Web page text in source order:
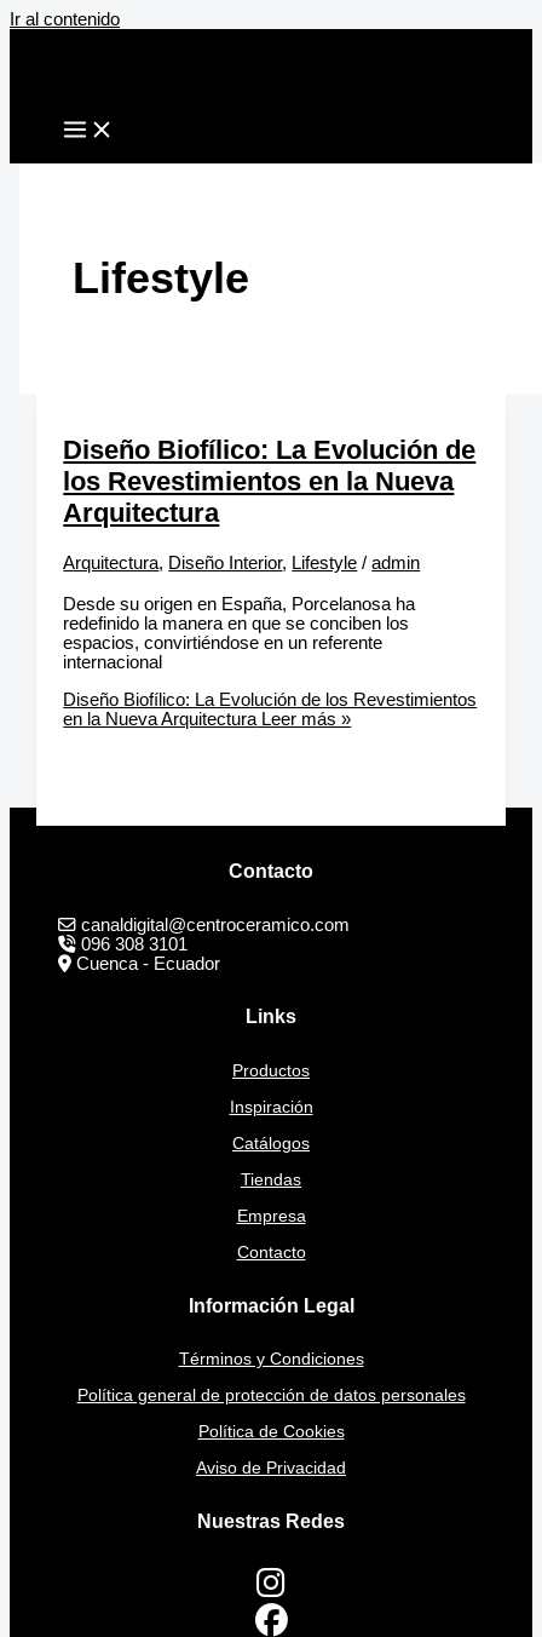
Ir al contenido
Lifestyle
Diseño Biofílico: La Evolución de
los Revestimientos en la Nueva
Arquitectura
Arquitectura, Diseño Interior, Lifestyle /admin
Desde su origen en España, Porcelanosa ha
redefinido la manera en que se conciben los
espacios, convirtiéndose en un referente
internacional
Diseño Biofílico: La Evolución de los Revestimientos
en la Nueva Arquitectura Leer más »
Contacto
canaldigital@centroceramico.com
096 308 3101
Cuenca - Ecuador
Links
Productos
Inspiración
Catálogos
Tiendas
Empresa
Contacto
Información Legal
Términos y Condiciones
Política general de protección de datos personales
Política de Cookies
Aviso de Privacidad
Nuestras Redes